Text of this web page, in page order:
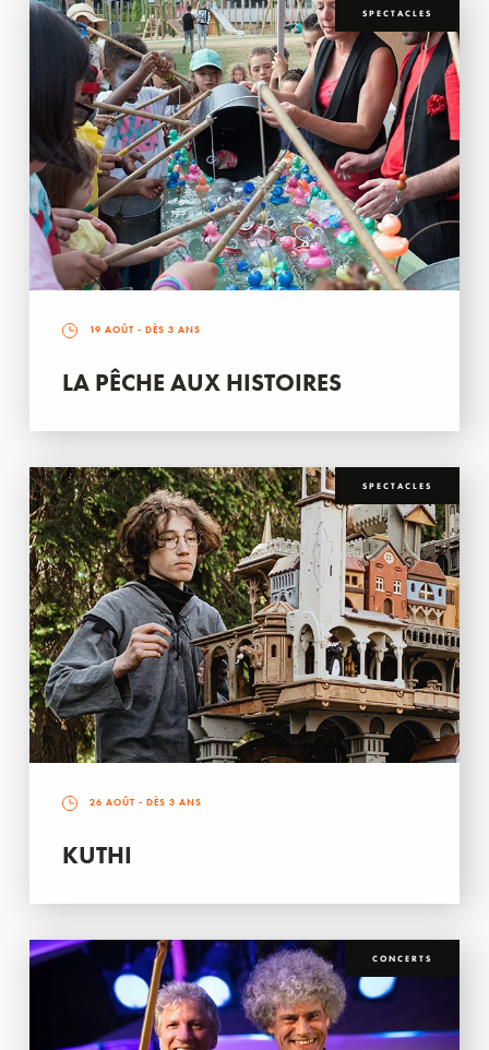
SPECTACLES
19 AOÛT - DÈS 3 ANS
LA PÊCHE AUX HISTOIRES
SPECTACLES
26 AOÛT - DÈS 3 ANS
KUTHI
CONCERTS